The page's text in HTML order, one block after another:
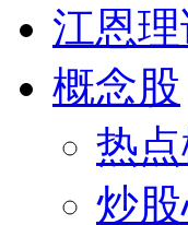
江恩
概念股
热
炒